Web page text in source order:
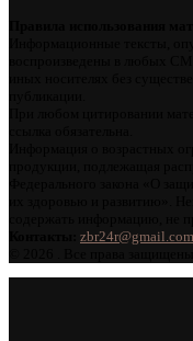
zbr24r@gmail.com